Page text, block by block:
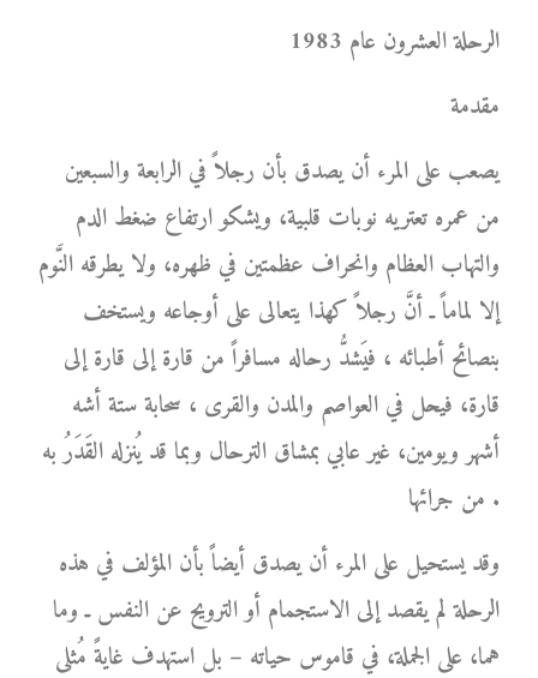
الرحلة العشرون عام 1983
مقدمة
يصعب على المرء أن يصدق بأن رجلاً في الرابعة والسبعين
من عمره تعتريه نوبات قلبية، ويشكو ارتفاع ضغط الدم
والتهاب العظام وانحراف عظمتين في ظهره، ولا يطرقه النَّوم
إلا لماماً ـ أنَّ رجلاً كهذا يتعالى على أوجاعه ويستخف
بنصائح أطبائه ، فيَشدُّ رحاله مسافراً من قارة إلى قارة إلى
قارة، فيحل في العواصم والمدن والقرى ، سحابة ستة أشه
أشهر ويومين، غير عابي بمشاق الترحال وبما قد يُنزله القَدَرُ به
من جرائها .
وقد يستحيل على المرء أن يصدق أيضاً بأن المؤلف في هذه
الرحلة لم يقصد إلى الاستجمام أو الترويح عن النفس ـ وما
هما، على الجملة، في قاموس حياته – بل استهدف غايةً مُثلى